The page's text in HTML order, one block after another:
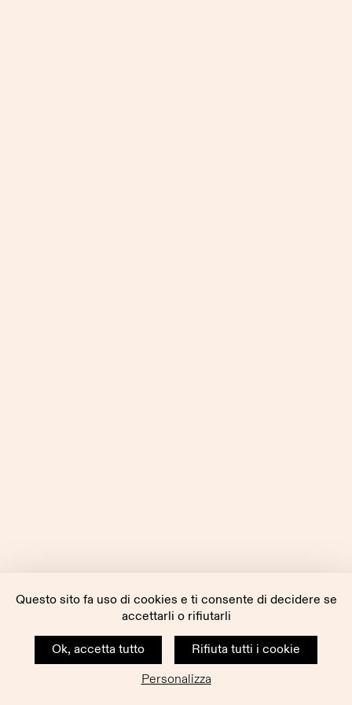
Questo sito fa uso di cookies e ti consente di decidere se
accettarli o rifiutarli
Ok, accetta tutto
Rifiuta tutti i cookie
Personalizza